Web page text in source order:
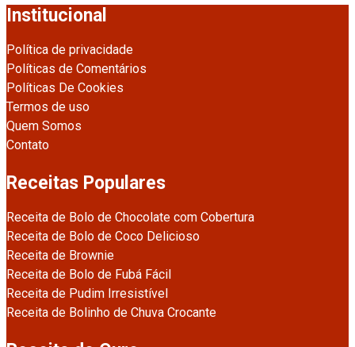
Institucional
Política de privacidade
Políticas de Comentários
Políticas De Cookies
Termos de uso
Quem Somos
Contato
Receitas Populares
Receita de Bolo de Chocolate com Cobertura
Receita de Bolo de Coco Delicioso
Receita de Brownie
Receita de Bolo de Fubá Fácil
Receita de Pudim Irresistível
Receita de Bolinho de Chuva Crocante